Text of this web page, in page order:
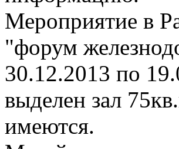
Мероприятие в
"форум
30.12.2013 по
выделен зал
имеются.